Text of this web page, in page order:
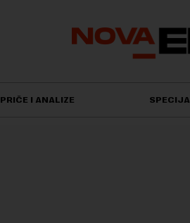
PRIČE I ANALIZE